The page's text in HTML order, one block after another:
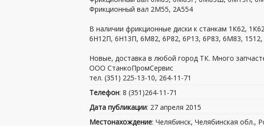
Фрикционный вал 2М55, 2А554
В наличии фрикционные диски к станкам 1К62,
6Н12П, 6Н13П, 6М82, 6Р82, 6Р13, 6Р83, 6М83, 1512,
Новые, доставка в любой город ТК. Много
ООО СтанкоПромСервис
тел. (351) 225-13-10, 264-11-71
Телефон: 8 (351)264-11-71
Дата публикации: 27 апреля 2015
Местонахождение: Челябинск, Челябинская обл.,